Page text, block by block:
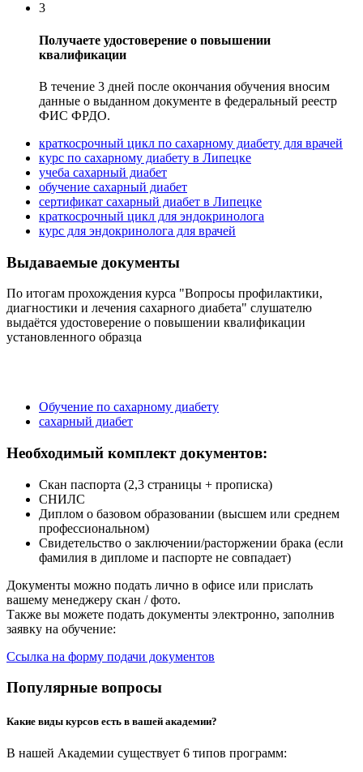
3
Получаете удостоверение о повышении
квалификации
В течение 3 дней после окончания обучения вносим
данные о выданном документе в федеральный реестр
ФИС ФРДО.
краткосрочный цикл по сахарному диабету для врачей
курс по сахарному диабету в Липецке
учеба сахарный диабет
обучение сахарный диабет
сертификат сахарный диабет в Липецке
краткосрочный цикл для эндокринолога
курс для эндокринолога для врачей
Выдаваемые документы
По итогам прохождения курса "Вопросы профилактики,
диагностики и лечения сахарного диабета" слушателю
выдаётся удостоверение о повышении квалификации
установленного образца
Обучение по сахарному диабету
сахарный диабет
Необходимый комплект документов:
Скан паспорта (2,3 страницы + прописка)
СНИЛС
Диплом о базовом образовании (высшем или среднем
профессиональном)
Свидетельство о заключении/расторжении брака (если
фамилия в дипломе и паспорте не совпадает)
Документы можно подать лично в офисе или прислать
вашему менеджеру скан / фото.
Также вы можете подать документы электронно, заполнив
заявку на обучение:
Ссылка на форму подачи документов
Популярные вопросы
Какие виды курсов есть в вашей академии?
В нашей Академии существует 6 типов программ: